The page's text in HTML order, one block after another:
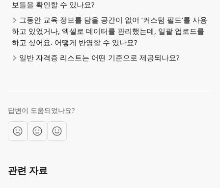
보들을 확인할 수 있나요?
그동안 교육 정보를 담을 공간이 없어 ‘커스텀 필드’를 사용
하고 있었거나, 엑셀로 데이터를 관리했는데, 일괄 업로드를
하고 싶어요. 어떻게 반영할 수 있나요?
일반 자격증 리스트는 어떤 기준으로 제공되나요?
답변이 도움되었나요?
관련 자료